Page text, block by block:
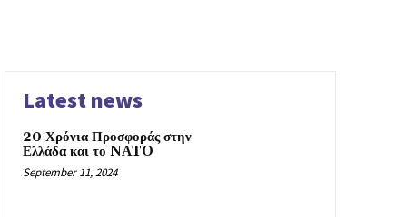
Latest news
20 Χρόνια Προσφοράς στην
Ελλάδα και το NATO
September 11, 2024